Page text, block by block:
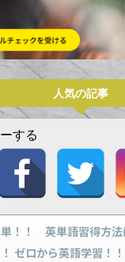
人気の記事
する
！！ 英単語習得方法
ゼロから英語学習！！